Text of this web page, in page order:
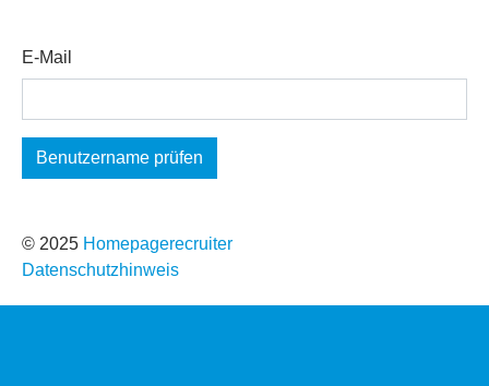
E-Mail
© 2025 Homepagerecruiter
Datenschutzhinweis